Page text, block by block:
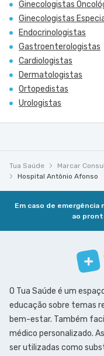
Ginecologistas
Ginecologistas
Endocrinologistas
Gastroenterologistas
Cardiologistas
Dermatologistas
Ortopedistas
Urologistas
Tua Saúde Marcar
Hospital Antônio Afonso
Em caso de emergência
ao
O Tua Saúde é um
educação sobre temas
bem-estar. Também
médico personalizado.
ser utilizadas como